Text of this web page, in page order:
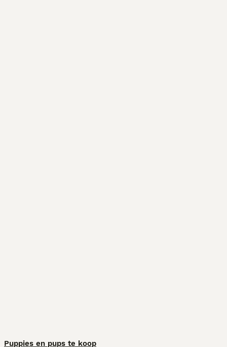
Puppies en pups te koop